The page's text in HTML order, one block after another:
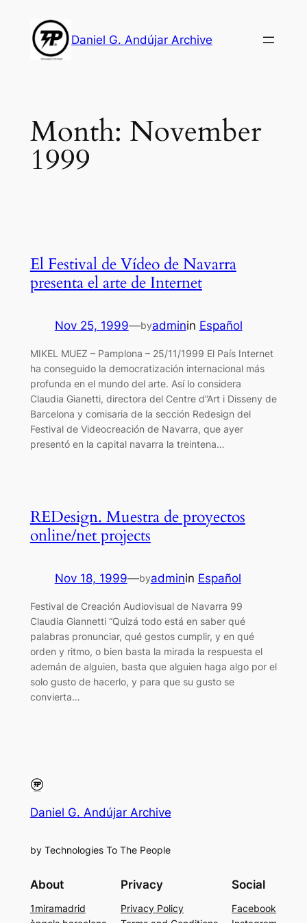
content
Daniel G. Andújar Archive
Month: November
1999
El Festival de Vídeo de Navarra
presenta el arte de Internet
Nov 25, 1999—byadminin Español
MIKEL MUEZ – Pamplona – 25/11/1999 El País Internet
ha conseguido la democratización internacional más
profunda en el mundo del arte. Así lo considera
Claudia Gianetti, directora del Centre d”Art i Disseny de
Barcelona y comisaria de la sección Redesign del
Festival de Videocreación de Navarra, que ayer
presentó en la capital navarra la treintena…
REDesign. Muestra de proyectos
online/net projects
Nov 18, 1999—byadminin Español
Festival de Creación Audiovisual de Navarra 99
Claudia Giannetti “Quizá todo está en saber qué
palabras pronunciar, qué gestos cumplir, y en qué
orden y ritmo, o bien basta la mirada la respuesta el
ademán de alguien, basta que alguien haga algo por el
solo gusto de hacerlo, y para que su gusto se
convierta…
Daniel G. Andújar Archive
by Technologies To The People
About
1miramadrid
Privacy
Privacy Policy
Social
Facebook